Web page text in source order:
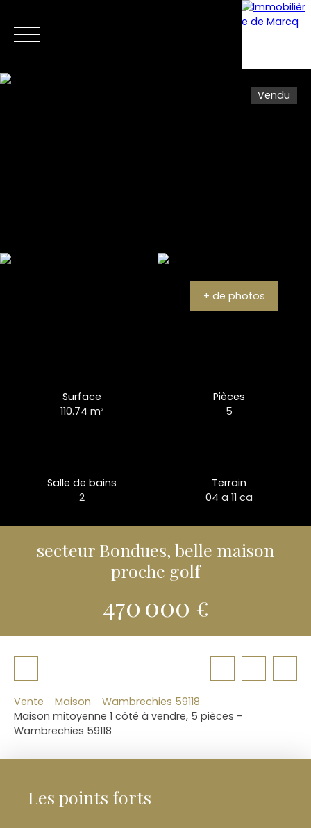
Vendu
+ de photos
Surface
110.74 m²
Pièces
5
Salle de bains
2
Terrain
04 a 11 ca
secteur Bondues, belle maison
proche golf
470 000 €
Vente Maison
Wambrechies 59118
Maison mitoyenne 1 côté à vendre, 5 pièces -
Wambrechies 59118
Les points forts